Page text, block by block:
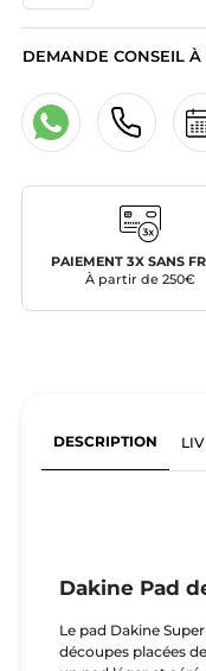
DEMANDE CONSEIL À
PAIEMENT 3X SANS
À partir de 250€
DESCRIPTION
Dakine Pad
Le pad Dakine
découpes placées